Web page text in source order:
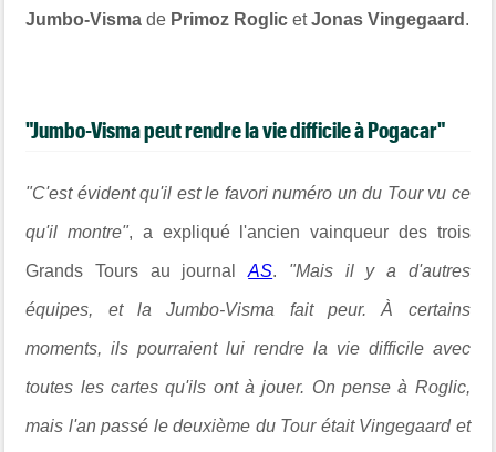
Jumbo-Visma de Primoz Roglic etJonas Vingegaard .
"Jumbo-Visma peut rendre la vie difficile à Pogacar"
"C'est évident qu'il est le favori numéro un du Tour vu ce
qu'il montre", a expliqué l'ancien vainqueur des trois
Grands Tours au journalAS. "Mais il y a d'autres
équipes, et la Jumbo-Visma fait peur. À certains
moments, ils pourraient lui rendre la vie difficile avec
toutes les cartes qu'ils ont à jouer. On pense à Roglic,
mais l'an passé le deuxième du Tour était Vingegaard et